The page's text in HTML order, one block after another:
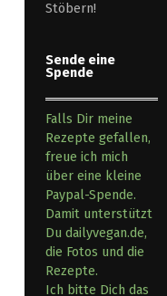
Stöbern!
Sende eine
Spende
Falls Dir meine
Rezepte gefallen,
freue ich mich
über eine kleine
Paypal-Spende.
Damit unterstützt
Du dailyvegan.de,
die Fotos und die
Rezepte.
Ich bitte Dich das